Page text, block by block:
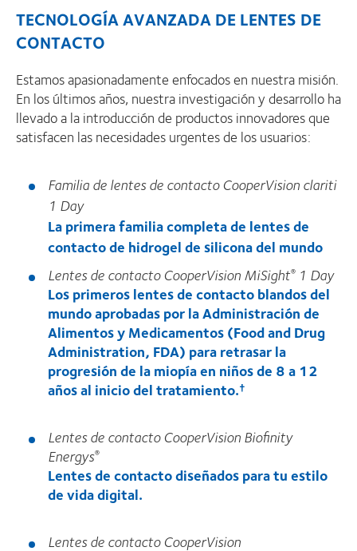
TECNOLOGÍA AVANZADA DE LENTES DE
CONTACTO
Estamos apasionadamente enfocados en nuestra misión.
En los últimos años, nuestra investigación y desarrollo ha
llevado a la introducción de productos innovadores que
satisfacen las necesidades urgentes de los usuarios:
Familia de lentes de contacto CooperVision clariti
1 Day
La primera familia completa de lentes de
contacto de hidrogel de silicona del mundo
Lentes de contacto CooperVision MiSight®1 Day
Los primeros lentes de contacto blandos del
mundo aprobadas por la Administración de
Alimentos y Medicamentos (Food and Drug
Administration, FDA) para retrasar la
progresión de la miopía en niños de 8 a 12
años al inicio del tratamiento.†
Lentes de contacto CooperVision Biofinity
Energys®
Lentes de contacto diseñados para tu estilo
de vida digital.
Lentes de contacto CooperVision